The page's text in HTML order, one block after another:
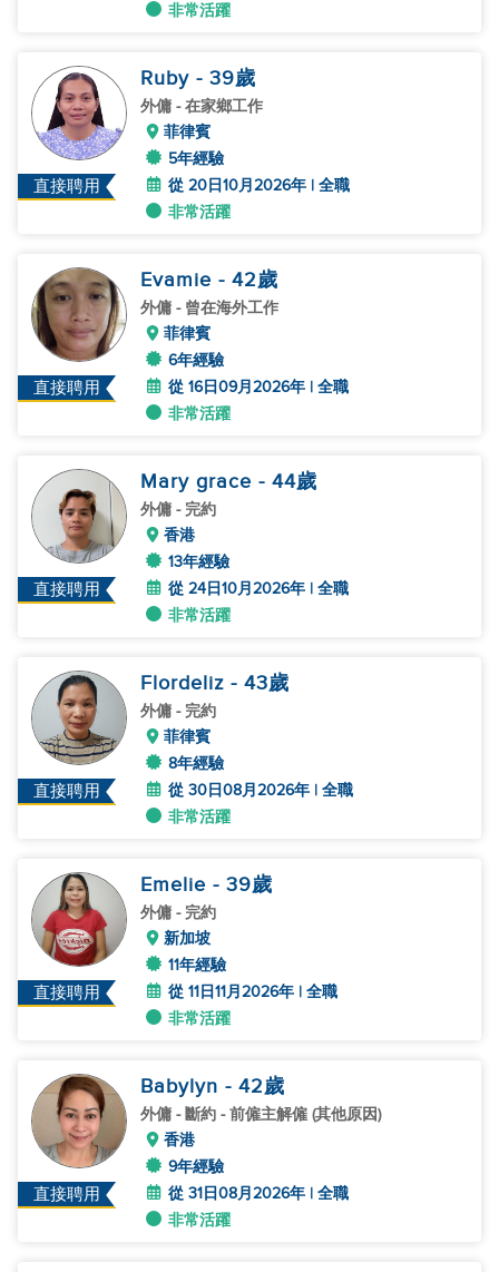
非常活躍
直接聘用
Ruby - 39歲
外傭 - 在家鄉工作
菲律賓
5年經驗
從 20日10月2026年 | 全職
非常活躍
直接聘用
Evamie - 42歲
外傭 - 曾在海外工作
菲律賓
6年經驗
從 16日09月2026年 | 全職
非常活躍
直接聘用
Mary grace - 44歲
外傭 - 完約
香港
13年經驗
從 24日10月2026年 | 全職
非常活躍
直接聘用
Flordeliz - 43歲
外傭 - 完約
菲律賓
8年經驗
從 30日08月2026年 | 全職
非常活躍
直接聘用
Emelie - 39歲
外傭 - 完約
新加坡
11年經驗
從 11日11月2026年 | 全職
非常活躍
直接聘用
Babylyn - 42歲
外傭 - 斷約 - 前僱主解僱 (其他原因)
香港
9年經驗
從 31日08月2026年 | 全職
非常活躍